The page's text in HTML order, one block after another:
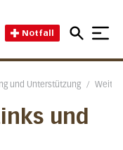
Notfall
und Unterstützung /
und